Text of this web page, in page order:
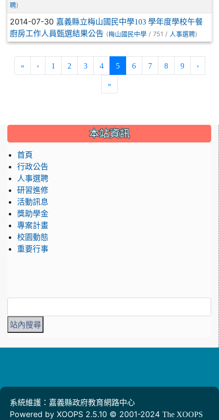
聘)
2014-07-30 嘉義縣立梅山國民中學103 學年度學校午餐
廚房工作人員甄選結果公告 (梅山國民中學 / 751 / 人事選聘)
« ‹ 1 2 3 4 5(current)
6 7 8 9 ›
»
::: 本站資訊
首頁
行政公告
人事選聘
研習進修
活動訊息
獎助學金
專案計畫
校園動態
重要行事
系統維護：嘉義縣政府教育網路中心
Powered by XOOPS 2.5.10 © 2001-2024 The XOOPS